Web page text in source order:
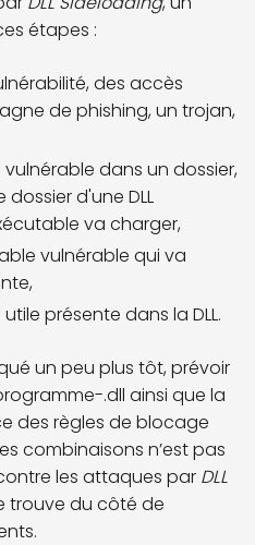
étapes :
des accès
de phishing, un trojan,
dans un dossier,
d'une DLL
va charger,
vulnérable qui va
présente dans la DLL.
un peu plus tôt, prévoir
.dll ainsi que la
des règles de blocage
combinaisons n’est pas
les attaques par DLL
trouve du côté de